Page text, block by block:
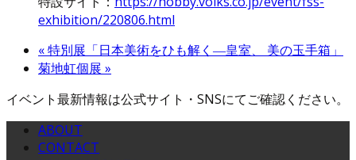
exhibition/220806.html
«特別展「日本美術をひも解く―皇室、 美の玉手箱」
菊地虹個展 »
イベント最新情報は公式サイト・SNSにてご確認ください。
ABOUT
CONTACT